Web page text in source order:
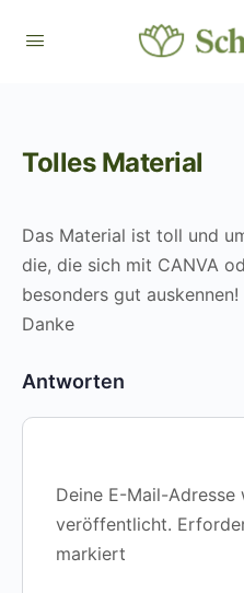
Tolles Material
Das Material ist toll und
die, die sich mit CANVA
besonders gut auskennen!
Danke
Antworten
Deine E-Mail-Adresse
veröffentlicht.
markiert